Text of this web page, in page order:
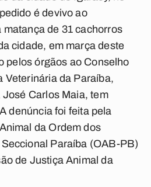
é devivo ao
de 31 cachorros
cidade, em marça deste
pelos órgãos ao Conselho
Veterinária da Paraíba,
Carlos Maia, tem
denúncia foi feita pela
da Ordem dos
Paraíba (OAB-PB)
de Justiça Animal da